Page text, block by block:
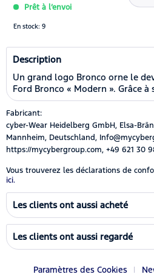
Prêt à l’envoi
En stock: 9
Description
Un grand logo Bronco orne le
Ford Bronco « Modern ». Grâce à
Fabricant:
cyber-Wear Heidelberg GmbH, Elsa-
Mannheim, Deutschland,
https://mycybergroup.com, +49 621 30
Vous trouverez les déclarations de
ici.
Les clients ont aussi acheté
Les clients ont aussi regardé
Paramètres des Cookies